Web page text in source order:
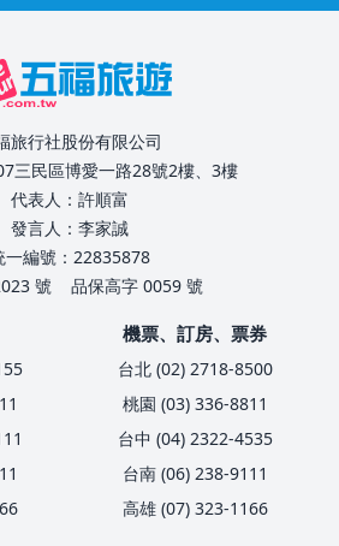
旅行社股份有限公司
三民區博愛一路28號2樓、3樓
代表人：許順富
發言人：李家誠
一編號：22835878
號
品保高字 0059 號
機票、訂房、票券
台北 (02) 2718-8500
桃園 (03) 336-8811
台中 (04) 2322-4535
台南 (06) 238-9111
高雄 (07) 323-1166